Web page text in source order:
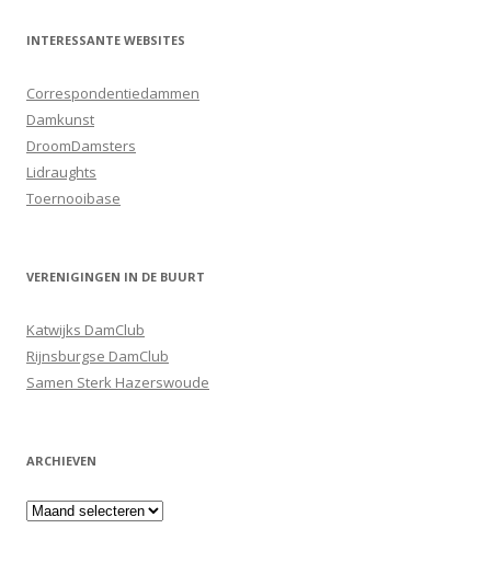
INTERESSANTE WEBSITES
Correspondentiedammen
Damkunst
DroomDamsters
Lidraughts
Toernooibase
VERENIGINGEN IN DE BUURT
Katwijks DamClub
Rijnsburgse DamClub
Samen Sterk Hazerswoude
ARCHIEVEN
Archieven